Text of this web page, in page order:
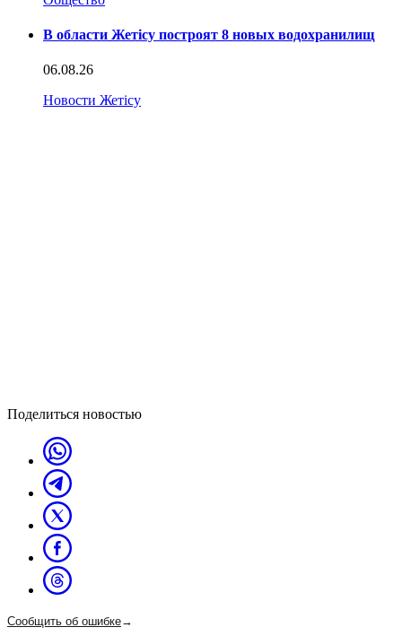
В области Жетісу построят 8 новых водохранилищ
06.08.26
Новости Жетісу
Поделиться новостью
Сообщить об ошибке→